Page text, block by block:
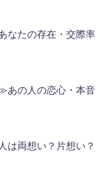
なたの存在・交際率
あの人の恋心・本音
は両想い？片想い？